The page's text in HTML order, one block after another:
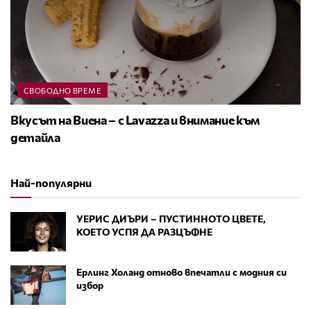
СВОБОДНО ВРЕМЕ
Вкусът на Виена – с Lavazza и внимание към
детайла
Най-популярни
УЕРИС ДИЪРИ – ПУСТИННОТО ЦВЕТЕ,
КОЕТО УСПЯ ДА РАЗЦЪФНЕ
Ерлинг Холанд отново впечатли с модния си
избор